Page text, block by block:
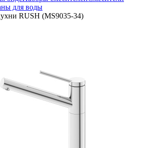
для воды
RUSH (MS9035-34)